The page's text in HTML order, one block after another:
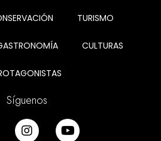
TURISMO
CULTURAS
Síguenos